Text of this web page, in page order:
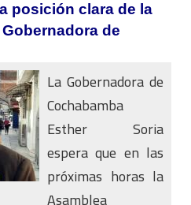
posición clara de la
de
La Gobernadora de
Cochabamba
Esther Soria
espera que en las
próximas horas la